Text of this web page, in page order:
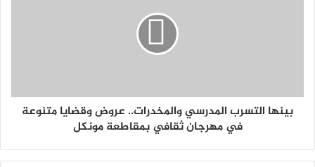
بينها التسرب المدرسي والمخدرات.. عروض وقضايا متنوعة
في مهرجان ثقافي بمقاطعة مونكل